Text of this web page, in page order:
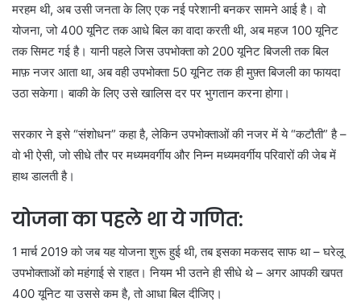
मरहम थी, अब उसी जनता के लिए एक नई परेशानी बनकर सामने आई है। वो
योजना, जो 400 यूनिट तक आधे बिल का वादा करती थी, अब महज 100 यूनिट
तक सिमट गई है। यानी पहले जिस उपभोक्ता को 200 यूनिट बिजली तक बिल
माफ़ नजर आता था, अब वही उपभोक्ता 50 यूनिट तक ही मुफ़्त बिजली का फायदा
उठा सकेगा। बाकी के लिए उसे खालिस दर पर भुगतान करना होगा।
सरकार ने इसे “संशोधन” कहा है, लेकिन उपभोक्ताओं की नजर में ये “कटौती” है –
वो भी ऐसी, जो सीधे तौर पर मध्यमवर्गीय और निम्न मध्यमवर्गीय परिवारों की जेब में
हाथ डालती है।
योजना का पहले था ये गणित:
1 मार्च 2019 को जब यह योजना शुरू हुई थी, तब इसका मकसद साफ था – घरेलू
उपभोक्ताओं को महंगाई से राहत। नियम भी उतने ही सीधे थे – अगर आपकी खपत
400 यूनिट या उससे कम है, तो आधा बिल दीजिए।